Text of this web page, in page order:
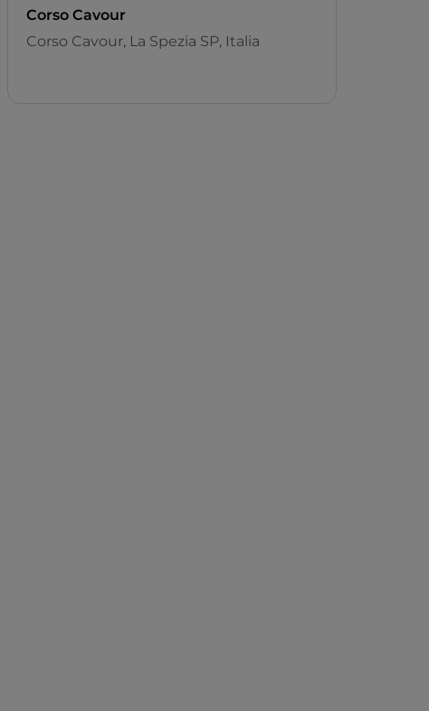
Corso Cavour
Corso Cavour, La Spezia SP, Italia